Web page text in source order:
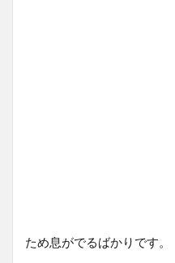
ため息がでるばかりです。